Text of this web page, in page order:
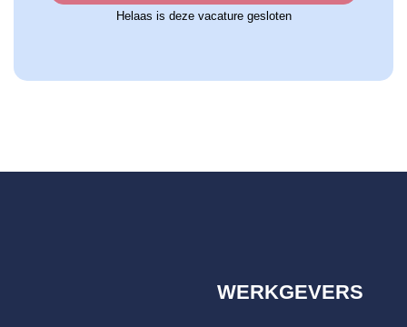
Helaas is deze vacature gesloten
WERKGEVERS